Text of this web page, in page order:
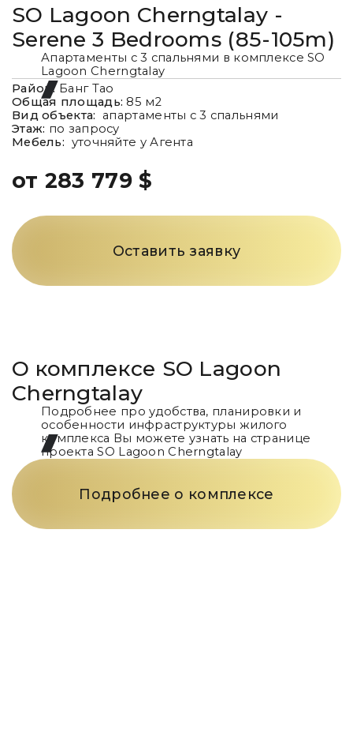
SO Lagoon Cherngtalay -
Serene 3 Bedrooms (85-105m)
Апартаменты с 3 спальнями в комплексе SO
Lagoon Cherngtalay
Район:Банг Тао
Общая площадь: 85 м2
Вид объекта: апартаменты с 3 спальнями
Этаж: по запросу
Мебель: уточняйте у Агента
от 283 779 $
Оставить заявку
О комплексе SO Lagoon
Cherngtalay
Подробнее про удобства, планировки и
особенности инфраструктуры жилого
комплекса Вы можете узнать на странице
проектаSO Lagoon Cherngtalay
Подробнее о комплексе